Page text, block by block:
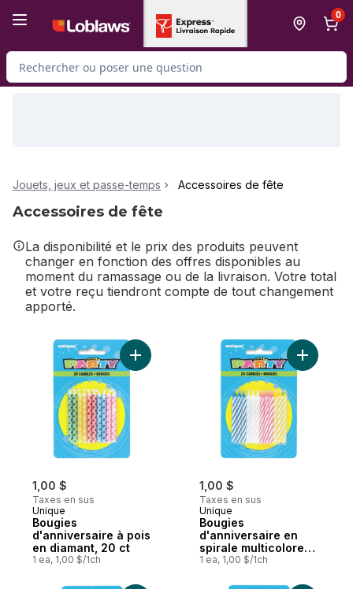
0
Rechercher des produits
Jouets, jeux et passe-temps Accessoires de fête
Accessoires de fête
La disponibilité et le prix des produits peuvent
changer en fonction des offres disponibles au
moment du ramassage ou de la livraison. Votre total
et votre reçu tiendront compte de tout changement
apporté.
1,00 $
Taxes en sus
Unique
Bougies
d'anniversaire à pois
en diamant, 20 ct
1 ea, 1,00 $/1ch
Ajouter Bougies d'anniversaire à pois en
1,00 $
Taxes en sus
Unique
Bougies
d'anniversaire en
spirale multicolores,
24 carats
1 ea, 1,00 $/1ch
Ajouter